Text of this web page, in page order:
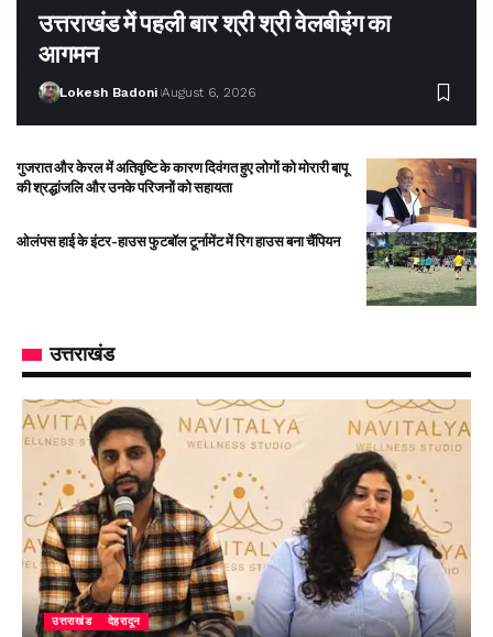
उत्तराखंड में पहली बार श्री श्री वेलबीइंग का
आगमन
Lokesh Badoni August 6, 2026
गुजरात और केरल में अतिवृष्टि के कारण दिवंगत हुए लोगों को मोरारी बापू
की श्रद्धांजलि और उनके परिजनों को सहायता
ओलंपस हाई के इंटर-हाउस फुटबॉल टूर्नामेंट में रिग हाउस बना चैंपियन
उत्तराखंड
उत्तराखंड देहरादून